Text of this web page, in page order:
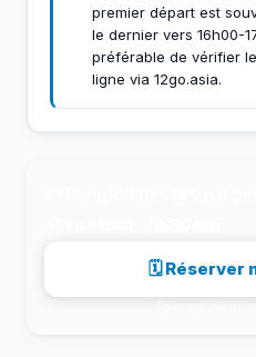
premier départ est
le dernier vers 16h00-
préférable de vérifier
ligne via 12go.asia.
🗓 Réserver